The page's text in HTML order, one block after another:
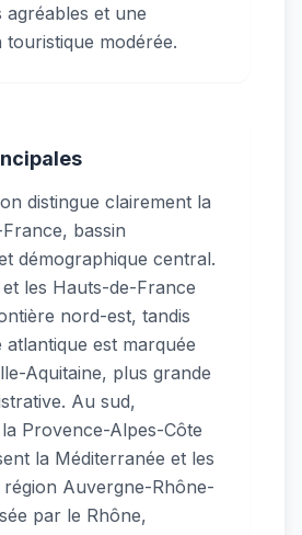
et une
modérée.
distingue clairement la
bassin
démographique central.
les Hauts-de-France
nord-est, tandis
atlantique est marquée
Aquitaine, plus grande
Au sud,
Provence-Alpes-Côte
la Méditerranée et les
région Auvergne-Rhône-
par le Rhône,